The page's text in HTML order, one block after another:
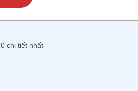
chi tiết nhất